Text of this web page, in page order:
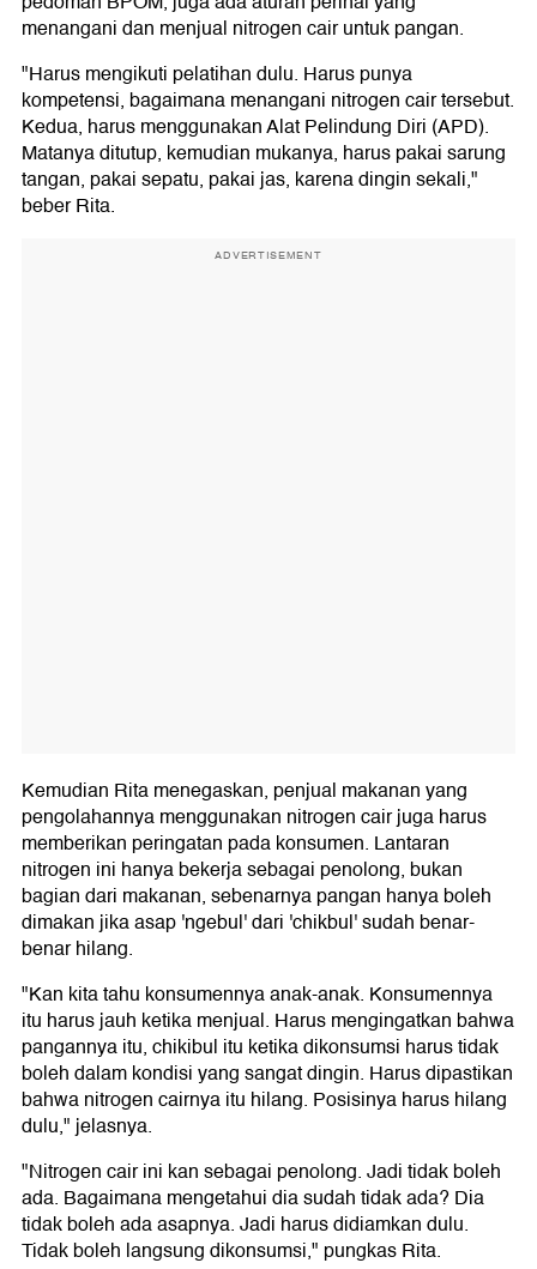
menangani dan menjual nitrogen cair untuk pangan.
"Harus mengikuti pelatihan dulu. Harus punya
kompetensi, bagaimana menangani nitrogen cair tersebut.
Kedua, harus menggunakan Alat Pelindung Diri (APD).
Matanya ditutup, kemudian mukanya, harus pakai sarung
tangan, pakai sepatu, pakai jas, karena dingin sekali,"
beber Rita.
ADVERTISEMENT
Kemudian Rita menegaskan, penjual makanan yang
pengolahannya menggunakan nitrogen cair juga harus
memberikan peringatan pada konsumen. Lantaran
nitrogen ini hanya bekerja sebagai penolong, bukan
bagian dari makanan, sebenarnya pangan hanya boleh
dimakan jika asap 'ngebul' dari 'chikbul' sudah benar-
benar hilang.
"Kan kita tahu konsumennya anak-anak. Konsumennya
itu harus jauh ketika menjual. Harus mengingatkan bahwa
pangannya itu, chikibul itu ketika dikonsumsi harus tidak
boleh dalam kondisi yang sangat dingin. Harus dipastikan
bahwa nitrogen cairnya itu hilang. Posisinya harus hilang
dulu," jelasnya.
"Nitrogen cair ini kan sebagai penolong. Jadi tidak boleh
ada. Bagaimana mengetahui dia sudah tidak ada? Dia
tidak boleh ada asapnya. Jadi harus didiamkan dulu.
Tidak boleh langsung dikonsumsi," pungkas Rita.